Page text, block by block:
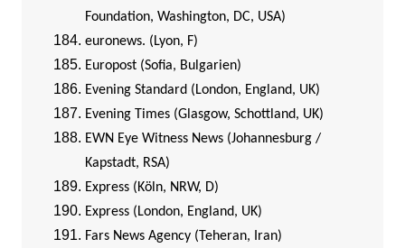
Foundation, Washington, DC, USA)
euronews. (Lyon, F)
Europost (Sofia, Bulgarien)
Evening Standard (London, England, UK)
Evening Times (Glasgow, Schottland, UK)
EWN Eye Witness News (Johannesburg /
Kapstadt, RSA)
Express (Köln, NRW, D)
Express (London, England, UK)
Fars News Agency (Teheran, Iran)